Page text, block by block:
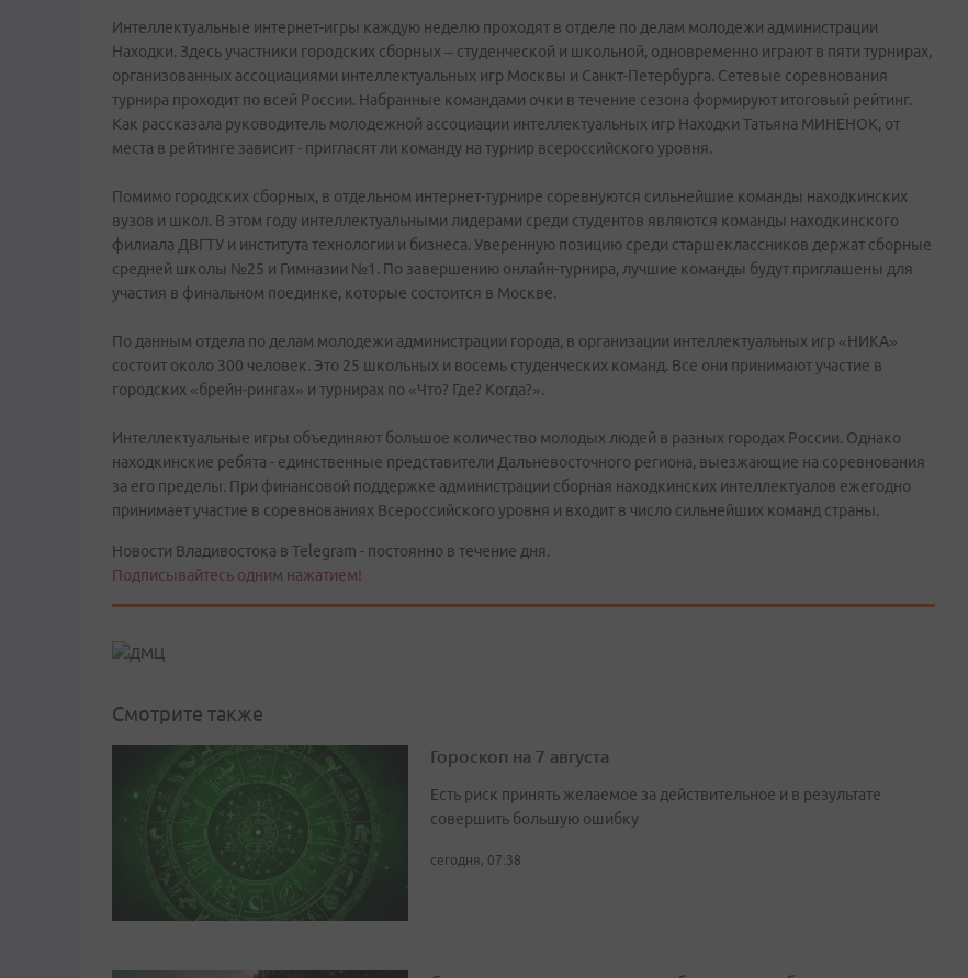
Интеллектуальные интернет-игры каждую неделю проходят в отделе по делам молодежи администрации
Находки. Здесь участники городских сборных – студенческой и школьной, одновременно играют в пяти турнирах,
организованных ассоциациями интеллектуальных игр Москвы и Санкт-Петербурга. Сетевые соревнования
турнира проходит по всей России. Набранные командами очки в течение сезона формируют итоговый рейтинг.
Как рассказала руководитель молодежной ассоциации интеллектуальных игр Находки Татьяна МИНЕНОК, от
места в рейтинге зависит - пригласят ли команду на турнир всероссийского уровня.
Помимо городских сборных, в отдельном интернет-турнире соревнуются сильнейшие команды находкинских
вузов и школ. В этом году интеллектуальными лидерами среди студентов являются команды находкинского
филиала ДВГТУ и института технологии и бизнеса. Уверенную позицию среди старшеклассников держат сборные
средней школы №25 и Гимназии №1. По завершению онлайн-турнира, лучшие команды будут приглашены для
участия в финальном поединке, которые состоится в Москве.
По данным отдела по делам молодежи администрации города, в организации интеллектуальных игр «НИКА»
состоит около 300 человек. Это 25 школьных и восемь студенческих команд. Все они принимают участие в
городских «брейн-рингах» и турнирах по «Что? Где? Когда?».
Интеллектуальные игры объединяют большое количество молодых людей в разных городах России. Однако
находкинские ребята - единственные представители Дальневосточного региона, выезжающие на соревнования
за его пределы. При финансовой поддержке администрации сборная находкинских интеллектуалов ежегодно
принимает участие в соревнованиях Всероссийского уровня и входит в число сильнейших команд страны.
Новости Владивостока в Telegram - постоянно в течение дня.
Подписывайтесь одним нажатием!
Смотрите также
Гороскоп на 7 августа
Есть риск принять желаемое за действительное и в результате
совершить большую ошибку
сегодня, 07:38